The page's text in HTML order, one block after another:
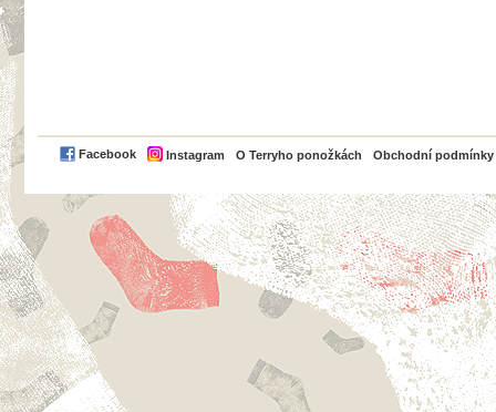
Facebook Instagram O Terryho ponožkách Obchodní podmínky
PayPal